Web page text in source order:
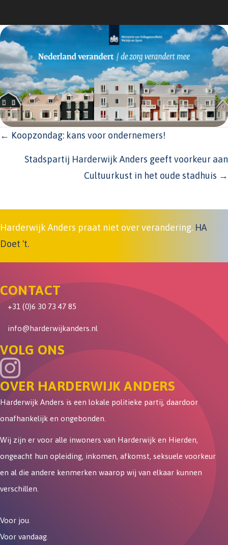
POSTS
← Koopzondag: kans voor ondernemers!
Stadspartij Harderwijk Anders geeft voorkeur aan
Cultuurkust in het oude stadhuis →
Harderwijk Anders praat niet over verandering. HA
Doet 't.
CONTACT
+31 (0)6 30 73 47 85
info@harderwijkanders.nl
VOLG ONS
OVER HARDERWIJK ANDERS
Harderwijk Anders is een lokale politieke partij, daardoor
onafhankelijk en ongebonden.
Wij zijn er voor alle inwoners van Harderwijk en Hierden,
ongeacht hun opleiding, inkomen, afkomst, seksuele voorkeur
en al die andere kenmerken waarop wij van elkaar kunnen
verschillen.
Voor jou
Voor vandaag